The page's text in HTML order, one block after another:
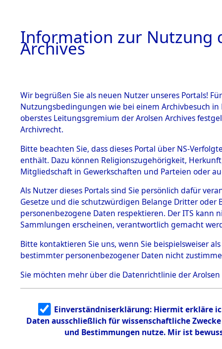
BESTÄNDE
1.
mente
5. Verschiedenes
5.3
Todesmärsche
5.3.1 Alliierte
Erhebungen
zu
Todesmärsch
en
5.3.2
Identifizierun
g
5.3.3
Todesmärsch
Dead -
Branch -
Information zur Nutzung
Archives
Wir begrüßen Sie als neuen Nutzer unseres Portals!
Nutzungsbedingungen wie bei einem Archivbesuch
oberstes Leitungsgremium der Arolsen Archives
Archivrecht.
Bitte beachten Sie, dass dieses Portal über NS-
enthält. Dazu können Religionszugehörigkeit,
Mitgliedschaft in Gewerkschaften und Parteien oder
Als Nutzer dieses Portals sind Sie persönlich dafür
Gesetze und die schutzwürdigen Belange Dritter
personenbezogene Daten respektieren. Der ITS
Sammlungen erscheinen, verantwortlich gemacht
Bitte kontaktieren Sie uns, wenn Sie beispielsweiser
bestimmter personenbezogener Daten nicht
Sie möchten mehr über die Datenrichtlinie der Arolsen
Einverständniserklärung: Hiermit erkläre
Daten ausschließlich für wissenschaftliche
und Bestimmungen nutze. Mir ist